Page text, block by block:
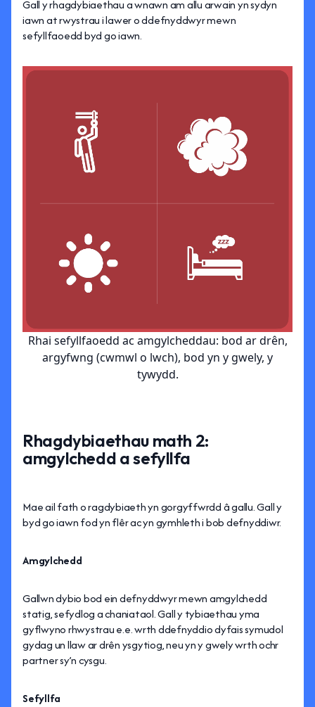
Gall y rhagdybiaethau a wnawn am allu arwain yn sydyn
iawn at rwystrau i lawer o ddefnyddwyr mewn
sefyllfaoedd byd go iawn.
Rhai sefyllfaoedd ac amgylcheddau: bod ar drên,
argyfwng (cwmwl o lwch), bod yn y gwely, y
tywydd.
Rhagdybiaethau math 2:
amgylchedd a sefyllfa
Mae ail fath o ragdybiaeth yn gorgyffwrdd â gallu. Gall y
byd go iawn fod yn flêr ac yn gymhleth i bob defnyddiwr.
Amgylchedd
Gallwn dybio bod ein defnyddwyr mewn amgylchedd
statig, sefydlog a chaniataol. Gall y tybiaethau yma
gyflwyno rhwystrau e.e. wrth ddefnyddio dyfais symudol
gydag un llaw ar drên ysgytiog, neu yn y gwely wrth ochr
partner sy’n cysgu.
Sefyllfa